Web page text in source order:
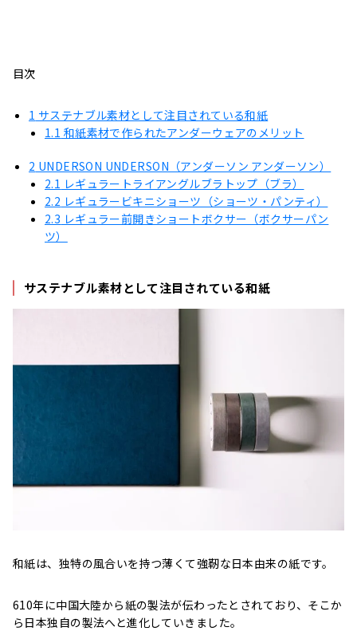
目次
1 サステナブル素材として注目されている和紙
1.1 和紙素材で作られたアンダーウェアのメリット
2 UNDERSON UNDERSON（アンダーソン アンダーソン）
2.1 レギュラートライアングルブラトップ（ブラ）
2.2 レギュラービキニショーツ（ショーツ・パンティ）
2.3 レギュラー前開きショートボクサー（ボクサーパン
ツ）
サステナブル素材として注目されている和紙
和紙は、独特の風合いを持つ薄くて強靭な日本由来の紙です。
610年に中国大陸から紙の製法が伝わったとされており、そこか
ら日本独自の製法へと進化していきました。